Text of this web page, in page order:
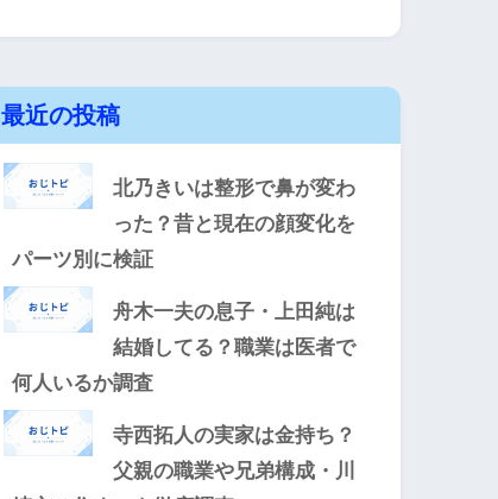
最近の投稿
北乃きいは整形で鼻が変わ
った？昔と現在の顔変化を
パーツ別に検証
舟木一夫の息子・上田純は
結婚してる？職業は医者で
何人いるか調査
寺西拓人の実家は金持ち？
父親の職業や兄弟構成・川